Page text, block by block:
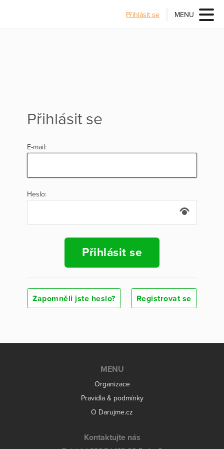
Přihlásit se MENU
Přihlásit se
E-mail:
Heslo:
Přihlásit se
Zapomněli jste heslo? Registrovat se
MENU
Organizace
Pravidla & podmínky
O Darujme.cz
Kontaktujte nás